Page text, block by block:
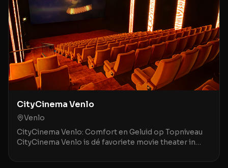
CityCinema Venlo
Venlo
CityCinema Venlo: Comfort en Geluid op Topniveau
CityCinema Venlo is dé favoriete movie theater in
v